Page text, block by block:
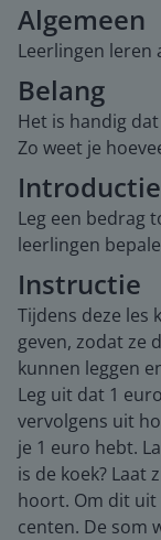
Algemeen
Leerlingen leren
Belang
Het is handig
Zo weet je
Introductie
Leg een bedrag
leerlingen
Instructie
Tijdens deze les
geven, zodat ze
kunnen leggen
Leg uit dat 1
vervolgens uit
je 1 euro hebt.
is de koek? Laat
hoort. Om dit uit
centen. De som